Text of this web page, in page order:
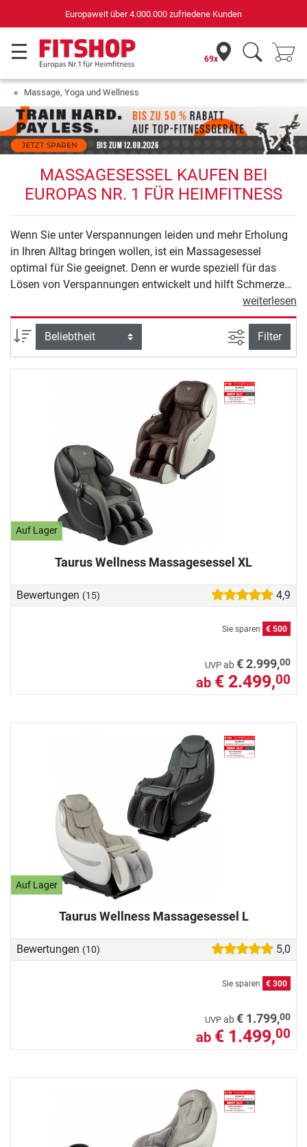
für Sportgeräte (n-tv+DISQ
69x
Massage, Yoga und Wellness
MASSAGESESSEL KAUFEN BEI
EUROPAS NR. 1 FÜR HEIMFITNESS
Wenn Sie unter Verspannungen leiden und mehr Erholung
in Ihren Alltag bringen wollen, ist ein Massagesessel
optimal für Sie geeignet. Denn er wurde speziell für das
Lösen von Verspannungen entwickelt und hilft Schmerzen
wie Nackenverspannungen im Nu zu lindern. Die Nutzung
eines Massagesessels trägt zu einer verbesserten
Durchblutung bei, reduziert Stress, fördert Ihr allgemeines
Wohlbefinden und hilft Müdigkeit und Erschöpfung zu
mindern.
weiterlesen
Sortierung Ansicht
Filter
Auf Lager
Taurus Wellness Massagesessel XL
Bewertungen (15) 4,9
Sie sparen € 500
UVP ab€ 2.999,00
ab € 2.499,00
Auf Lager
Taurus Wellness Massagesessel L
Bewertungen (10) 5,0
Sie sparen € 300
UVP ab€ 1.799,00
ab € 1.499,00